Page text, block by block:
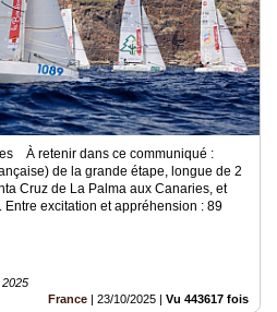
À retenir dans ce communiqué :
de la grande étape, longue de 2
Cruz de La Palma aux Canaries, et
excitation et appréhension : 89
2025
France | 23/10/2025 | Vu 443617 fois